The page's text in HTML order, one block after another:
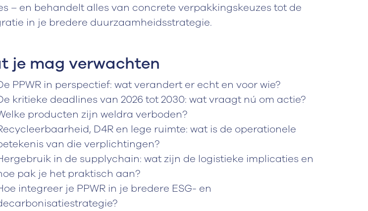
– en behandelt alles van concrete verpakkingskeuzes tot de
in je bredere duurzaamheidsstrategie.
je mag verwachten
PPWR in perspectief: wat verandert er echt en voor wie?
kritieke deadlines van 2026 tot 2030: wat vraagt nú om actie?
producten zijn weldra verboden?
D4R en lege ruimte: wat is de operationele
van die verplichtingen?
in de supplychain: wat zijn de logistieke implicaties en
pak je het praktisch aan?
integreer je PPWR in je bredere ESG- en